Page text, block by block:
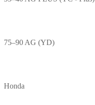
75–90 AG (YD)
Honda